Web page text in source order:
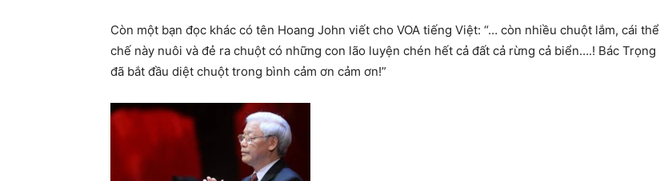
Còn một bạn đọc khác có tên Hoang John viết cho VOA tiếng Việt: “… còn nhiều chuột lắm, cái thể
chế này nuôi và đẻ ra chuột có những con lão luyện chén hết cả đất cả rừng cả biển….! Bác Trọng
đã bắt đầu diệt chuột trong bình cảm ơn cảm ơn!”